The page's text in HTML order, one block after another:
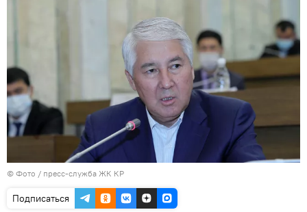
© Фото / пресс-служба ЖК КР
Подписаться